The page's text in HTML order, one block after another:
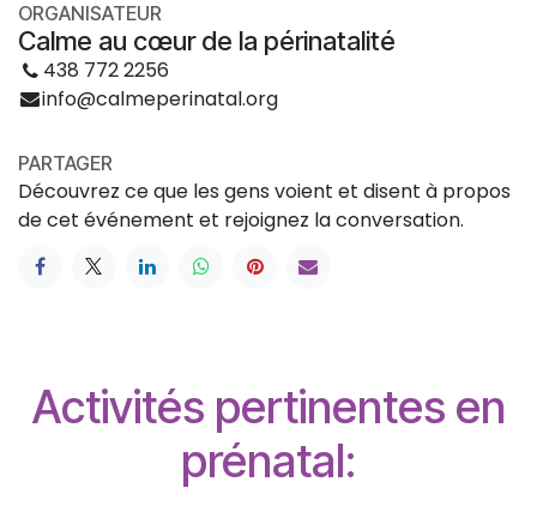
ORGANISATEUR
Calme au cœur de la périnatalité
438 772 2256
info@calmeperinatal.org
PARTAGER
Découvrez ce que les gens voient et disent à propos
de cet événement et rejoignez la conversation.
Activités pertinentes en
prénatal: